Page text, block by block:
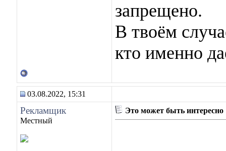
запрещено.
В твоём
кто именно
03.08.2022, 15:31
Рекламщик
Местный
Это может быть интересно